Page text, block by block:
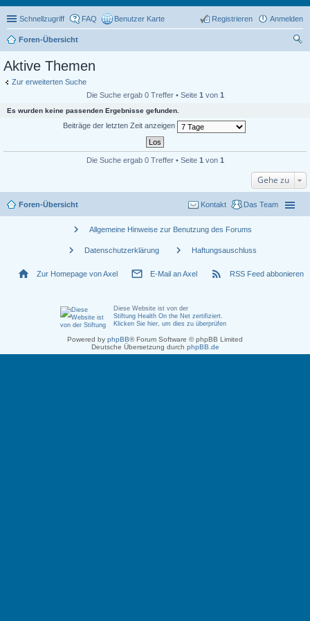
Schnellzugriff FAQ Benutzer Karte Anmelden
Registrieren
Foren-Übersicht
Aktive Themen
Zur erweiterten Suche
Die Suche ergab 0 Treffer • Seite 1 von 1
Es wurden keine passenden Ergebnisse gefunden.
Beiträge der letzten Zeit anzeigen
Die Suche ergab 0 Treffer • Seite 1 von 1
Gehe zu
Foren-Übersicht Das Team
Kontakt
chevron_right Allgemeine Hinweise zur Benutzung des Forums
chevron_right Datenschutzerklärung chevron_right Haftungsauschluss
home Zur Homepage von Axel mail_outline E-Mail an Axel rss_feed RSS Feed abbonieren
Diese Website ist von der
Stiftung Health On the Net zertifiziert
Klicken Sie hier, um dies zu überprüfen
Powered by phpBB® Forum Software © phpBB Limited
Deutsche Übersetzung durch phpBB.de